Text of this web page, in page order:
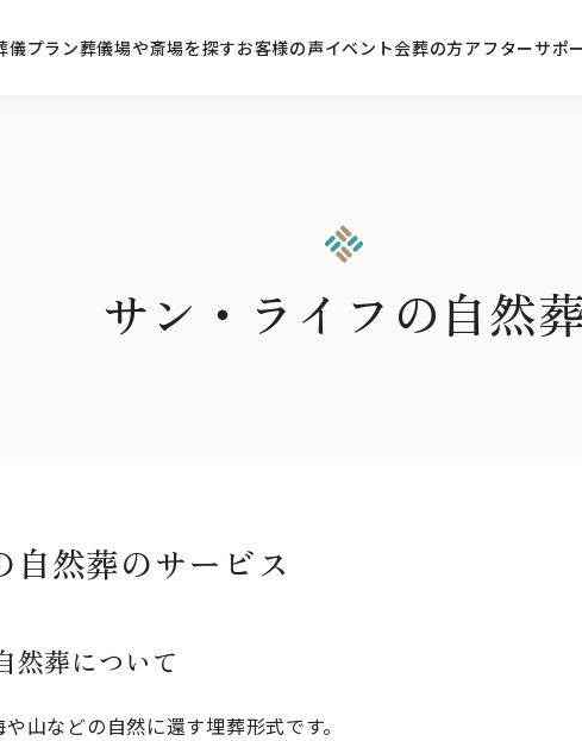
儀プラン葬儀場や斎場を探すお客様の声イベント会葬の方アフターサポ
サン・ライフの自然葬
自然葬のサービス
然葬について
山などの自然に還す埋葬形式です。